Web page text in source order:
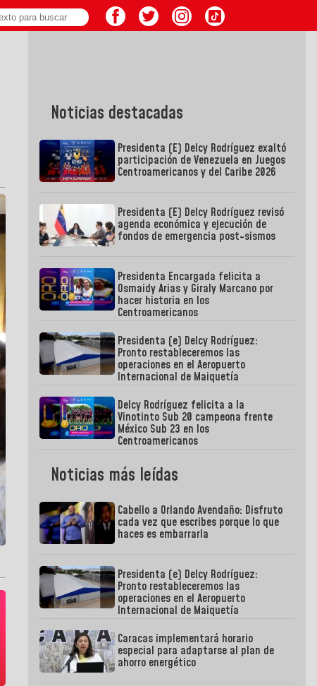
Noticias destacadas
Presidenta (E) Delcy Rodríguez exaltó
participación de Venezuela en Juegos
Centroamericanos y del Caribe 2026
Presidenta (E) Delcy Rodríguez revisó
agenda económica y ejecución de
fondos de emergencia post-sismos
Presidenta Encargada felicita a
Osmaidy Arias y Giraly Marcano por
hacer historia en los
Centroamericanos
Presidenta (e) Delcy Rodríguez:
Pronto restableceremos las
operaciones en el Aeropuerto
Internacional de Maiquetía
Delcy Rodríguez felicita a la
Vinotinto Sub 20 campeona frente
México Sub 23 en los
Centroamericanos
Noticias más leídas
Cabello a Orlando Avendaño: Disfruto
cada vez que escribes porque lo que
haces es embarrarla
Presidenta (e) Delcy Rodríguez:
Pronto restableceremos las
operaciones en el Aeropuerto
Internacional de Maiquetía
Caracas implementará horario
especial para adaptarse al plan de
ahorro energético